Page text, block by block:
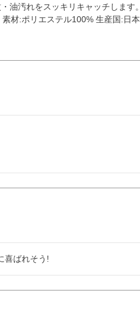
油汚れをスッキリキャッチします。
材:ポリエステル100% 生産国:日本
喜ばれそう!